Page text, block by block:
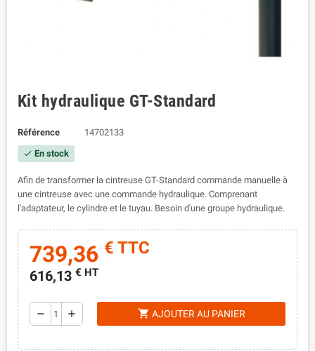
Kit hydraulique GT-Standard
Référence 14702133
check En stock
Afin de transformer la cintreuse GT-Standard commande manuelle à
une cintreuse avec une commande hydraulique. Comprenant
l'adaptateur, le cylindre et le tuyau. Besoin d'une groupe hydraulique.
739,36 € TTC
616,13 € HT
remove add shopping_cart AJOUTER AU PANIER